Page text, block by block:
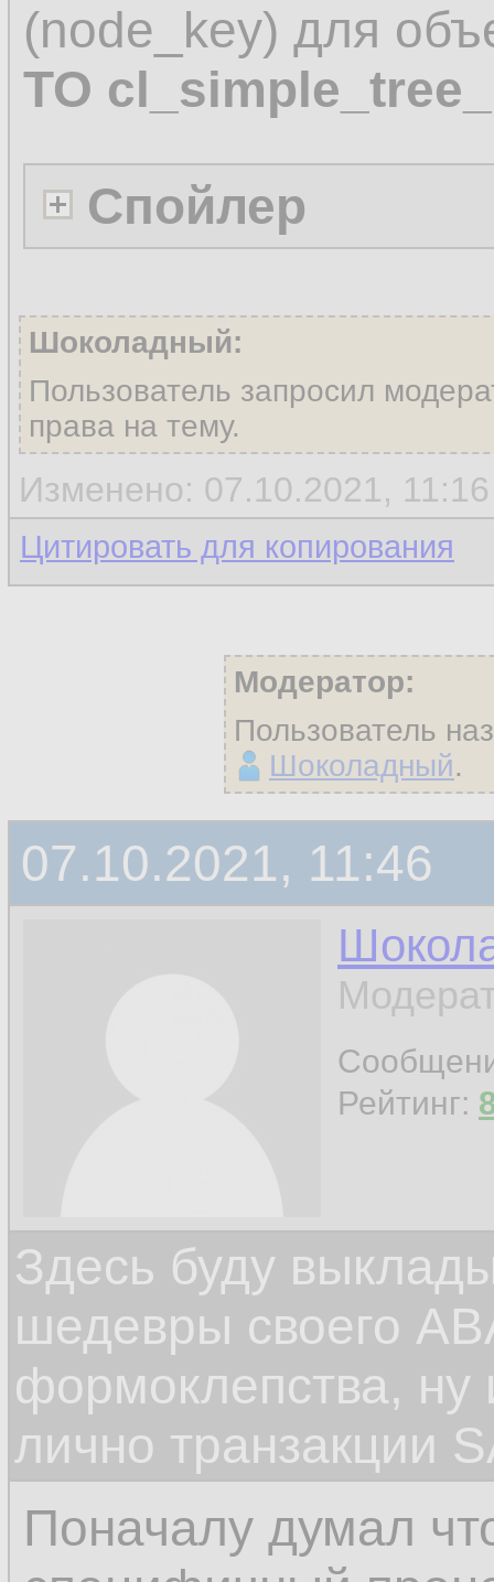
(node_key) для
TO
Спойлер
Шоколадный:
Пользователь запросил
права на тему.
Изменено: 07.10.2021,
Цитировать для копирования
Модератор:
Пользователь
Шоколадный.
07.10.2021, 11:46
Рейтинг:
Здесь буду
шедевры своего
формоклепства,
лично транзакции
Поначалу думал